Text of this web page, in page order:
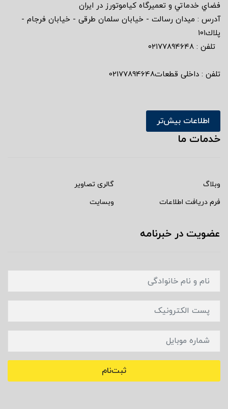
فضاي خدماتي و تعميرگاه كياموتورز در ايران
آدرس : ميدان رسالت - خيابان سلمان طرقى - خيابان فرجام -
پلاك١٠١
تلفن : ٠٢١٧٧٨٩٤٦٤٨
تلفن : داخلی قطعات02177894648
اطلاعات بیش‌تر
خدمات ما
وبلاگ
گالری تصاویر
فرم دریافت اطلاعات
وبسایت
عضویت در خبرنامه
ثبت‌نام